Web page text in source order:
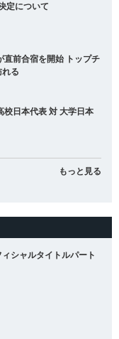
定について
直前合宿を開始 トップチ
る
校日本代表 対 大学日本
もっと見る
シャルタイトルパート